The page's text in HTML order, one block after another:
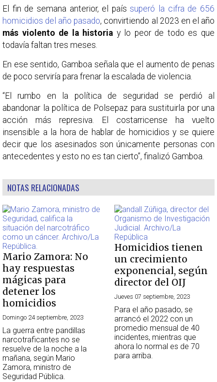
El fin de semana anterior, el paíssuperó la cifra de 656
homicidios del año pasado, convirtiendo al 2023 en el año
más violento de la historia y lo peor de todo es que
todavía faltan tres meses.
En ese sentido, Gamboa señala que el aumento de penas
de poco serviría para frenar la escalada de violencia.
“El rumbo en la política de seguridad se perdió al
abandonar la política de Polsepaz para sustituirla por una
acción más represiva. El costarricense ha vuelto
insensible a la hora de hablar de homicidios y se quiere
decir que los asesinados son únicamente personas con
antecedentes y esto no es tan cierto”, finalizó Gamboa.
NOTAS RELACIONADAS
Mario Zamora: No
hay respuestas
mágicas para
detener los
homicidios
Domingo 24 septiembre, 2023
La guerra entre pandillas
narcotraficantes no se
resuelve de la noche a la
mañana, según Mario
Zamora, ministro de
Seguridad Pública.
Homicidios tienen
un crecimiento
exponencial, según
director del OIJ
Jueves 07 septiembre, 2023
Para el año pasado, se
arrancó el 2022 con un
promedio mensual de 40
incidentes, mientras que
ahora lo normal es de 70
para arriba.